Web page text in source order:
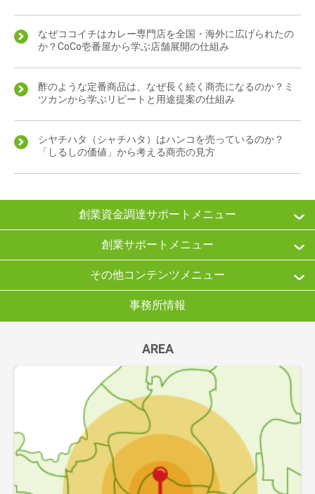
なぜココイチはカレー専門店を全国・海外に広げられたの
か？CoCo壱番屋から学ぶ店舗展開の仕組み
酢のような定番商品は、なぜ長く続く商売になるのか？ミ
ツカンから学ぶリピートと用途提案の仕組み
シヤチハタ（シャチハタ）はハンコを売っているのか？
「しるしの価値」から考える商売の見方
創業資金調達サポートメニュー
創業サポートメニュー
その他コンテンツメニュー
事務所情報
AREA